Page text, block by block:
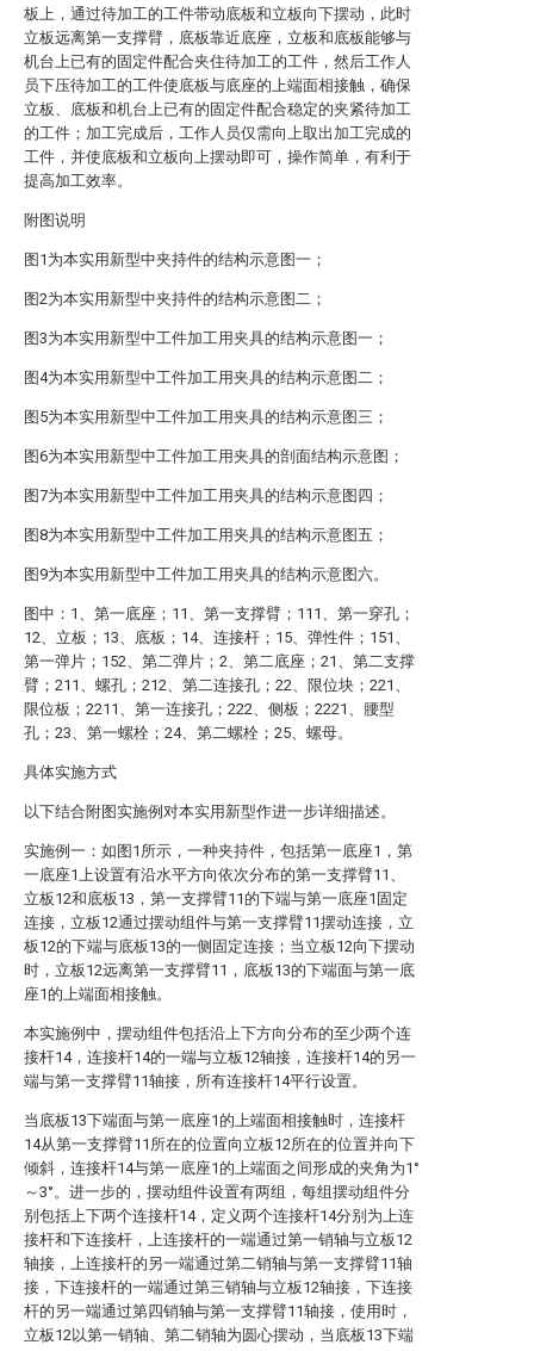
板上，通过待加工的工件带动底板和立板向下摆动，此时
立板远离第一支撑臂，底板靠近底座，立板和底板能够与
机台上已有的固定件配合夹住待加工的工件，然后工作人
员下压待加工的工件使底板与底座的上端面相接触，确保
立板、底板和机台上已有的固定件配合稳定的夹紧待加工
的工件；加工完成后，工作人员仅需向上取出加工完成的
工件，并使底板和立板向上摆动即可，操作简单，有利于
提高加工效率。
附图说明
图1为本实用新型中夹持件的结构示意图一；
图2为本实用新型中夹持件的结构示意图二；
图3为本实用新型中工件加工用夹具的结构示意图一；
图4为本实用新型中工件加工用夹具的结构示意图二；
图5为本实用新型中工件加工用夹具的结构示意图三；
图6为本实用新型中工件加工用夹具的剖面结构示意图；
图7为本实用新型中工件加工用夹具的结构示意图四；
图8为本实用新型中工件加工用夹具的结构示意图五；
图9为本实用新型中工件加工用夹具的结构示意图六。
图中：1、第一底座；11、第一支撑臂；111、第一穿孔；
12、立板；13、底板；14、连接杆；15、弹性件；151、
第一弹片；152、第二弹片；2、第二底座；21、第二支撑
臂；211、螺孔；212、第二连接孔；22、限位块；221、
限位板；2211、第一连接孔；222、侧板；2221、腰型
孔；23、第一螺栓；24、第二螺栓；25、螺母。
具体实施方式
以下结合附图实施例对本实用新型作进一步详细描述。
实施例一：如图1所示，一种夹持件，包括第一底座1，第
一底座1上设置有沿水平方向依次分布的第一支撑臂11、
立板12和底板13，第一支撑臂11的下端与第一底座1固定
连接，立板12通过摆动组件与第一支撑臂11摆动连接，立
板12的下端与底板13的一侧固定连接；当立板12向下摆动
时，立板12远离第一支撑臂11，底板13的下端面与第一底
座1的上端面相接触。
本实施例中，摆动组件包括沿上下方向分布的至少两个连
接杆14，连接杆14的一端与立板12轴接，连接杆14的另一
端与第一支撑臂11轴接，所有连接杆14平行设置。
当底板13下端面与第一底座1的上端面相接触时，连接杆
14从第一支撑臂11所在的位置向立板12所在的位置并向下
倾斜，连接杆14与第一底座1的上端面之间形成的夹角为1°
～3°。进一步的，摆动组件设置有两组，每组摆动组件分
别包括上下两个连接杆14，定义两个连接杆14分别为上连
接杆和下连接杆，上连接杆的一端通过第一销轴与立板12
轴接，上连接杆的另一端通过第二销轴与第一支撑臂11轴
接，下连接杆的一端通过第三销轴与立板12轴接，下连接
杆的另一端通过第四销轴与第一支撑臂11轴接，使用时，
立板12以第一销轴、第二销轴为圆心摆动，当底板13下端